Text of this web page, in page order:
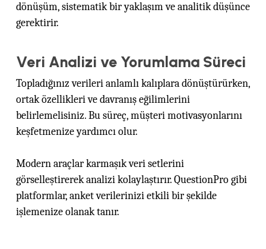
dönüşüm, sistematik bir yaklaşım ve analitik düşünce
gerektirir.
Veri Analizi ve Yorumlama Süreci
Topladığınız verileri anlamlı kalıplara dönüştürürken,
ortak özellikleri ve davranış eğilimlerini
belirlemelisiniz. Bu süreç, müşteri motivasyonlarını
keşfetmenize yardımcı olur.
Modern araçlar karmaşık veri setlerini
görselleştirerek analizi kolaylaştırır. QuestionPro gibi
platformlar, anket verilerinizi etkili bir şekilde
işlemenize olanak tanır.